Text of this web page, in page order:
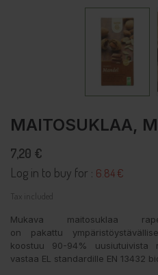
MAITOSUKLAA,
7,20 €
Log in to buy for : 6.84 €
Tax included
Mukava maitosuklaa
on pakattu
koostuu 90-94% uusiutuivista
vastaa EL standardille EN 13432